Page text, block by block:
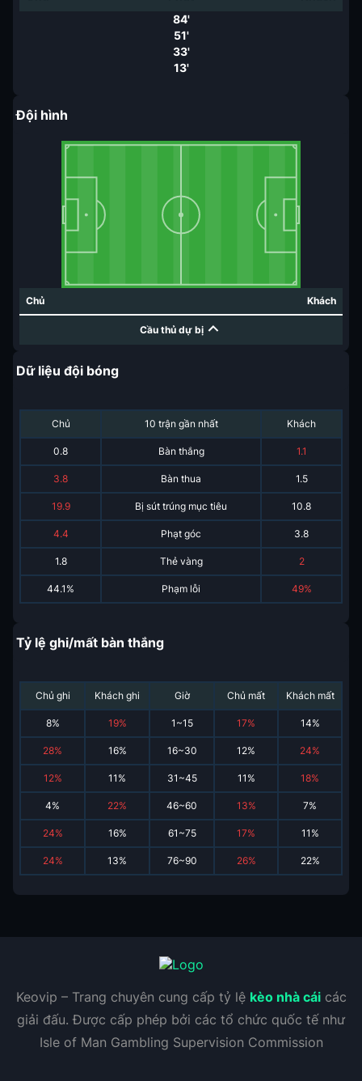
84'
51'
33'
13'
Đội hình
Chủ Khách
Cầu thủ dự bị
Dữ liệu đội bóng
Chủ 10 trận gần nhất Khách
0.8 Bàn thắng 1.1
3.8 Bàn thua 1.5
19.9 Bị sút trúng mục tiêu 10.8
4.4 Phạt góc 3.8
1.8 Thẻ vàng 2
44.1% Phạm lỗi 49%
Tỷ lệ ghi/mất bàn thắng
Chủ ghi Khách ghi Giờ Chủ mất Khách mất
8% 19% 1~15 17% 14%
28% 16% 16~30 12% 24%
12% 11 % 31~45 11 % 18%
4% 22% 46~60 13% 7%
24% 16% 61~75 17% 11 %
24% 13% 76~90 26% 22%
Keovip – Trang chuyên cung cấp tỷ lệ kèo nhà cáicác
giải đấu. Được cấp phép bởi các tổ chức quốc tế như
Isle of Man Gambling Supervision Commission